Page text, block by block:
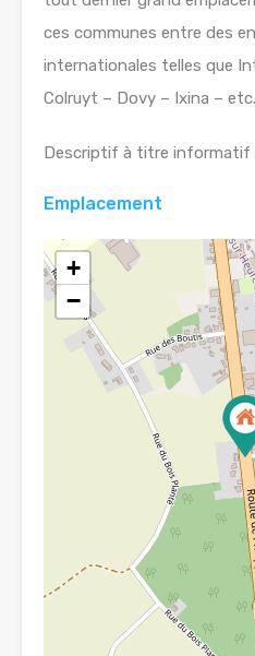
ces communes entre des
internationales telles que
Colruyt – Dovy – Ixina – etc.
Descriptif à titre informatif
Emplacement
+
−